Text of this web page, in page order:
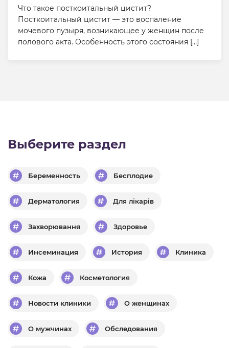
Что такое посткоитальный цистит?
Посткоитальный цистит — это воспаление
мочевого пузыря, возникающее у женщин после
полового акта. Особенность этого состояния […]
Выберите раздел
Беременность Бесплодие
Дерматология Для лікарів
Захворювання Здоровье
Инсеминация История Клиника
Кожа Косметология
Новости клиники О женщинах
О мужчинах Обследования